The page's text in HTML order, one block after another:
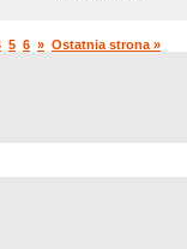
5 6 » Ostatnia strona »